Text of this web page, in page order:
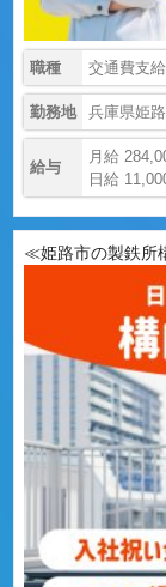
職種 交通費支
勤務地 兵庫県姫
給与
月給
日給
≪姫路市の製鉄所